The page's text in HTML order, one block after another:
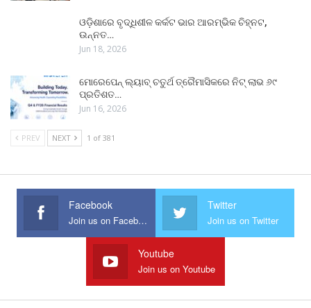
ଓଡ଼ିଶାରେ ବୃଦ୍ଧିଶୀଳ କର୍କଟ ଭାର ଆରମ୍ଭିକ ଚିହ୍ନଟ,
ଉନ୍ନତ…
Jun 18, 2026
ମୋରେପେନ୍ ଲ୍ୟାବ୍ ଚତୁର୍ଥ ତ୍ରୈମାସିକରେ ନିଟ୍ ଲାଭ ୬୯
ପ୍ରତିଶତ…
Jun 16, 2026
PREV NEXT 1 of 381
Facebook
Join us on Facebook
Twitter
Join us on Twitter
Youtube
Join us on Youtube